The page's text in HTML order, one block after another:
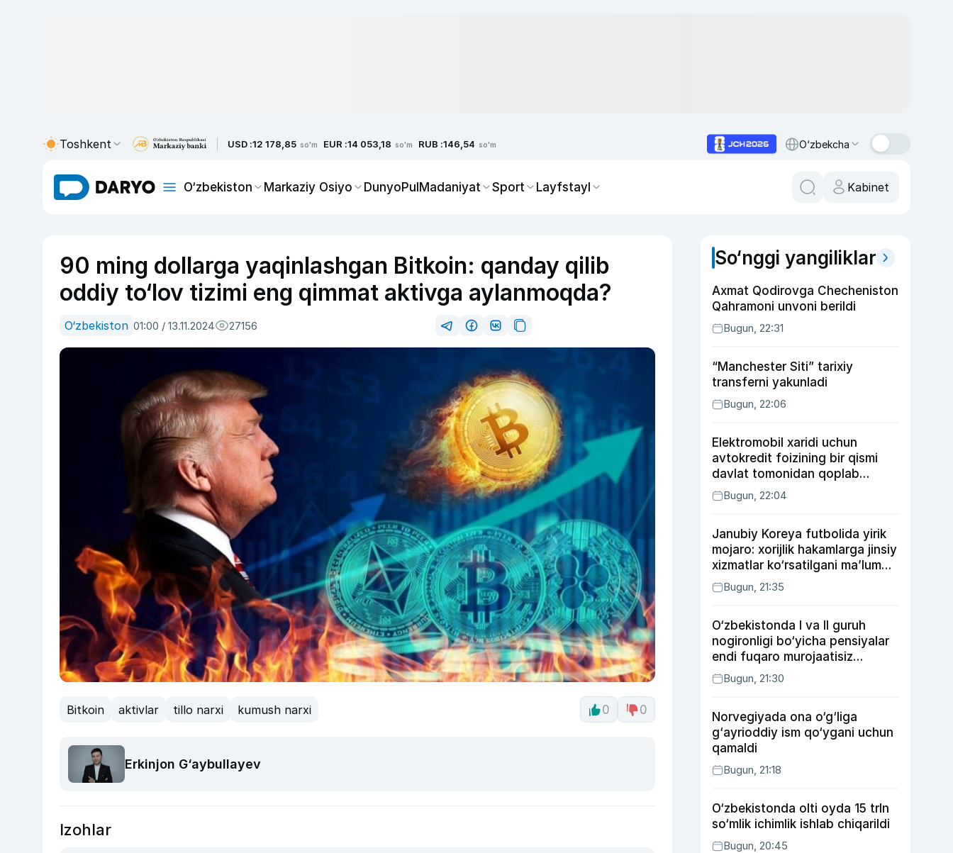
Toshkent USD :12 178,85 so'm EUR :14 053,18 so'm RUB :146,54 so'm O‘zbekcha
O‘zbekiston Markaziy Osiyo DunyoPulMadaniyat Sport Layfstayl Kabinet
90 ming dollarga yaqinlashgan Bitkoin: qanday qilib
oddiy to‘lov tizimi eng qimmat aktivga aylanmoqda?
O‘zbekiston 01:00 / 13.11.2024 27156
Bitkoin aktivlar tillo narxi kumush narxi 0 0
Erkinjon G‘aybullayev
Izohlar
So‘nggi yangiliklar
Axmat Qodirovga Checheniston
Qahramoni unvoni berildi
Bugun, 22:31
“Manchester Siti” tarixiy
transferni yakunladi
Bugun, 22:06
Elektromobil xaridi uchun
avtokredit foizining bir qismi
davlat tomonidan qoplab
berilishi mumkin
Bugun, 22:04
Janubiy Koreya futbolida yirik
mojaro: xorijlik hakamlarga jinsiy
xizmatlar ko‘rsatilgani ma’lum
qilindi
Bugun, 21:35
O‘zbekistonda I va II guruh
nogironligi bo‘yicha pensiyalar
endi fuqaro murojaatisiz
tayinlanishi mumkin
Bugun, 21:30
Norvegiyada ona o‘g‘liga
g‘ayrioddiy ism qo‘ygani uchun
qamaldi
Bugun, 21:18
O‘zbekistonda olti oyda 15 trln
so‘mlik ichimlik ishlab chiqarildi
Bugun, 20:45